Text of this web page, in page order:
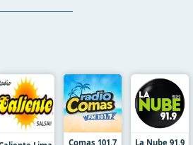
Comas 101.7 La Nube 91.9